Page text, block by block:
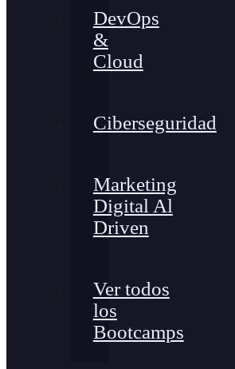
DevOps
&
Cloud
Ciberseguridad
Marketing
Digital Al
Driven
Ver todos
los
Bootcamps